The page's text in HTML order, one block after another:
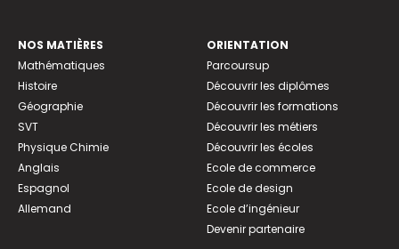
NOS MATIÈRES
Mathématiques
Histoire
Géographie
SVT
Physique Chimie
Anglais
Espagnol
Allemand
ORIENTATION
Parcoursup
Découvrir les diplômes
Découvrir les formations
Découvrir les métiers
Découvrir les écoles
Ecole de commerce
Ecole de design
Ecole d’ingénieur
Devenir partenaire